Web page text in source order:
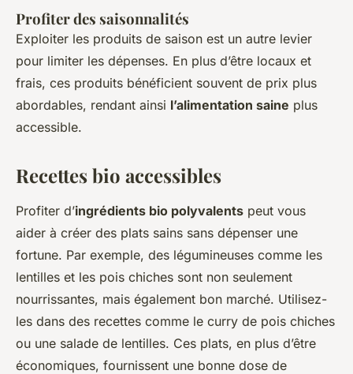
Profiter des saisonnalités
Exploiter les produits de saison est un autre levier
pour limiter les dépenses. En plus d’être locaux et
frais, ces produits bénéficient souvent de prix plus
abordables, rendant ainsi l’alimentation saine plus
accessible.
Recettes bio accessibles
Profiter d’ingrédients bio polyvalents peut vous
aider à créer des plats sains sans dépenser une
fortune. Par exemple, des légumineuses comme les
lentilles et les pois chiches sont non seulement
nourrissantes, mais également bon marché. Utilisez-
les dans des recettes comme le curry de pois chiches
ou une salade de lentilles. Ces plats, en plus d’être
économiques, fournissent une bonne dose de